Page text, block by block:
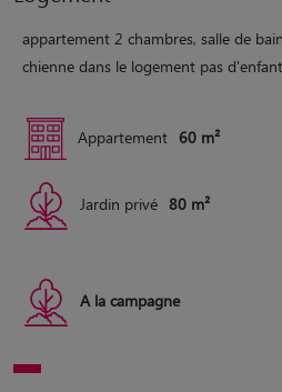
appartement 2 chambres, salle de
chienne dans le logement pas
Appartement 60 m²
Jardin privé 80 m²
A la campagne